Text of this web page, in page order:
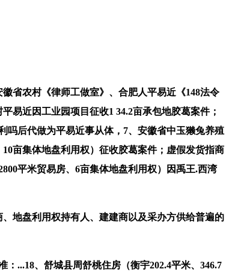
省农村《律师工做室》、合肥人平易近《148法令
易近因工业园项目征收1 34.2亩承包地胶葛案件；
吗后代做为平易近事从体，7、安徽省中玉獭兔养殖
亩集体地盘利用权）征收胶葛案件；虚假发货指商
平米贸易房、6亩集体地盘利用权）因禹王.西湾
地盘利用权持有人、建建商以及采办方供给普遍的
...18、舒城县周舒桃住房（衡宇202.4平米、346.7